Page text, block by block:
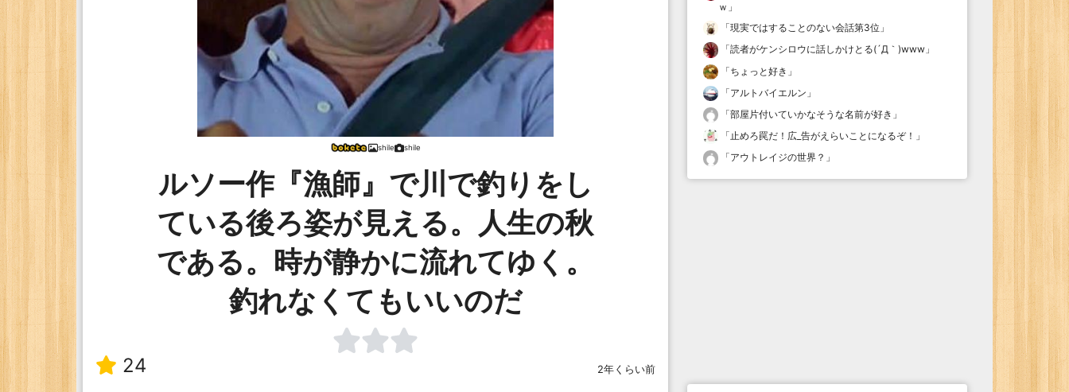
shile shile
ルソー作『漁師』で川で釣りをし
ている後ろ姿が見える。人生の秋
である。時が静かに流れてゆく。
釣れなくてもいいのだ
24 2年くらい前
ｗ 」
「現実ではすることのない会話第3位 」
「読者がケンシロウに話しかけとる(´Д｀)www 」
「ちょっと好き 」
「アルトバイエルン 」
「部屋片付いていかなそうな名前が好き 」
「止めろ罠だ！広_告がえらいことになるぞ！ 」
「アウトレイジの世界？ 」